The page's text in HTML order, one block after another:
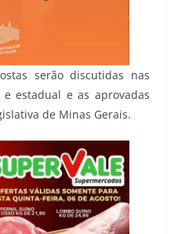
serão discutidas nas
estadual e as aprovadas
de Minas Gerais.